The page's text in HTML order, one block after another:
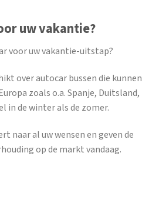
uw vakantie?
voor uw vakantie-uitstap?
over autocar bussen die kunnen
zoals o.a. Spanje, Duitsland,
in de winter als de zomer.
naar al uw wensen en geven de
op de markt vandaag.